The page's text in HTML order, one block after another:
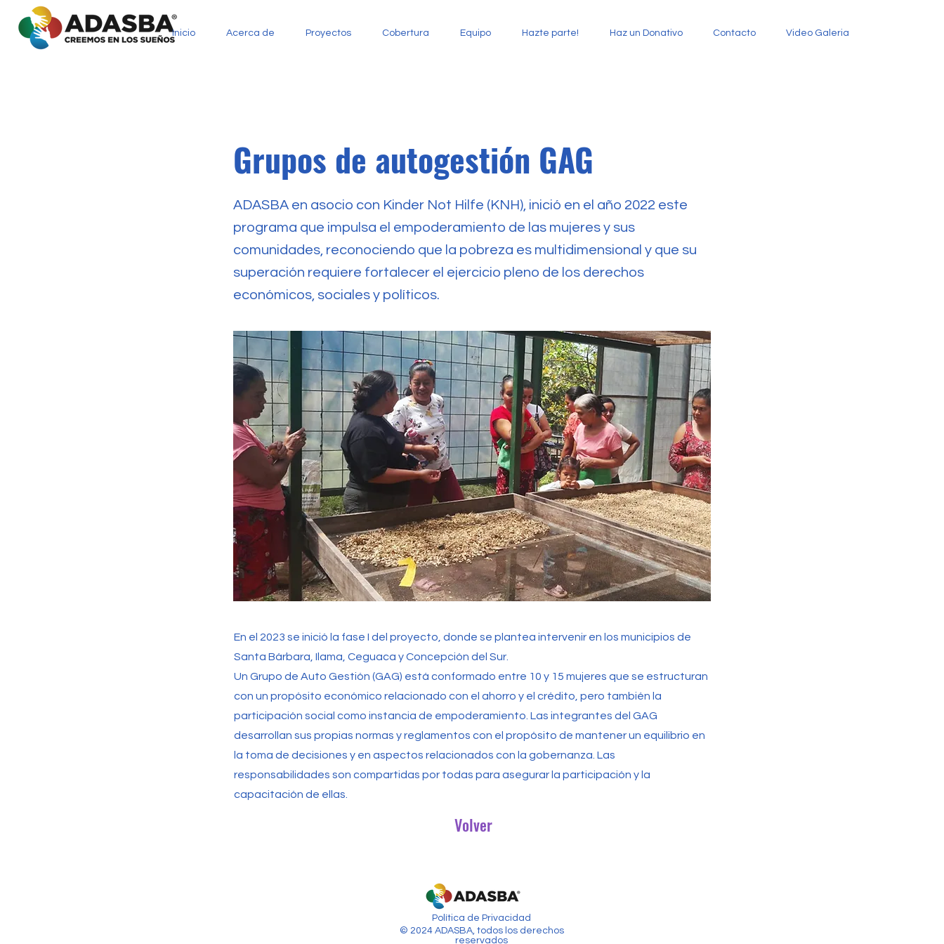
Inicio Acerca de Proyectos Cobertura Equipo Hazte parte! Haz un Donativo Contacto Video Galeria
Grupos de autogestión GAG
ADASBA en asocio con Kinder Not Hilfe (KNH), inició en el año 2022 este
programa que impulsa el empoderamiento de las mujeres y sus
comunidades, reconociendo que la pobreza es multidimensional y que su
superación requiere fortalecer el ejercicio pleno de los derechos
económicos, sociales y políticos.
En el 2023 se inició la fase I del proyecto, donde se plantea intervenir en los municipios de
Santa Bárbara, Ilama, Ceguaca y Concepción del Sur.
Un Grupo de Auto Gestión (GAG) está conformado entre 10 y 15 mujeres que se estructuran
con un propósito económico relacionado con el ahorro y el crédito, pero también la
participación social como instancia de empoderamiento. Las integrantes del GAG
desarrollan sus propias normas y reglamentos con el propósito de mantener un equilibrio en
la toma de decisiones y en aspectos relacionados con la gobernanza. Las
responsabilidades son compartidas por todas para asegurar la participación y la
capacitación de ellas.
Volver
Política de Privacidad
© 2024 ADASBA, todos los derechos
reservados